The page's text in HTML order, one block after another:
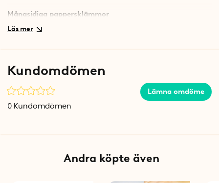
Mångsidiga pappersklämmor
Använd dem på skrivbordet för att samla fakturor och brev, i
Specifikationer
Bredd: 5 cm
Antal: 3 st
Kundomdömen
Lämna omdöme
0 Kundomdömen
Andra köpte även